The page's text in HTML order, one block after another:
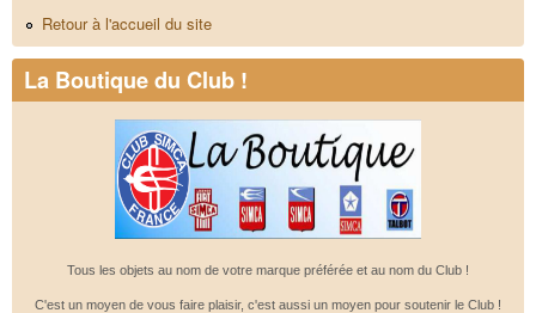
Retour à l'accueil du site
La Boutique du Club !
Tous les objets au nom de votre marque préférée et au nom du Club !
C'est un moyen de vous faire plaisir, c'est aussi un moyen pour soutenir le Club !